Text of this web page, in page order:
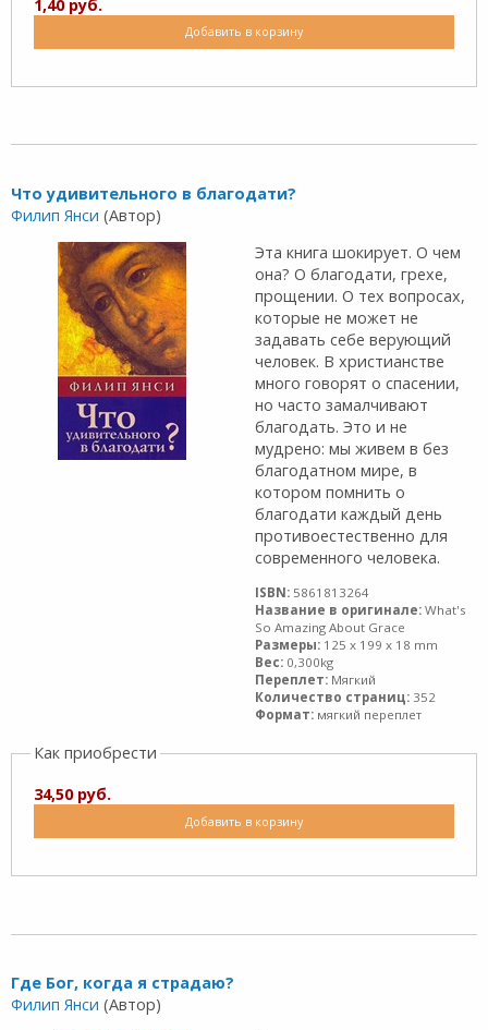
1,40 руб.
Добавить в корзину
Что удивительного в благодати?
Филип Янси (Автор)
Эта книга шокирует. О чем
она? О благодати, грехе,
прощении. О тех вопросах,
которые не может не
задавать себе верующий
человек. В христианстве
много говорят о спасении,
но часто замалчивают
благодать. Это и не
мудрено: мы живем в без
благодатном мире, в
котором помнить о
благодати каждый день
противоестественно для
современного человека.
ISBN: 5861813264
Название в оригинале: What's
So Amazing About Grace
Размеры: 125 x 199 x 18 mm
Вес: 0,300kg
Переплет: Мягкий
Количество страниц: 352
Формат: мягкий переплет
Как приобрести
34,50 руб.
Добавить в корзину
Где Бог, когда я страдаю?
Филип Янси (Автор)